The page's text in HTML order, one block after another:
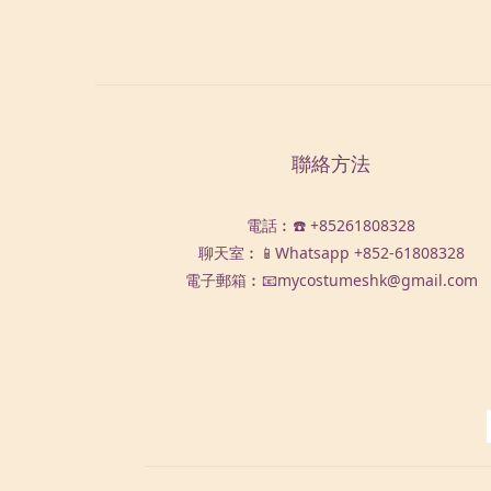
聯絡方法
電話︰☎️ +85261808328
聊天室︰📱Whatsapp +852-61808328
電子郵箱︰📧mycostumeshk@gmail.com